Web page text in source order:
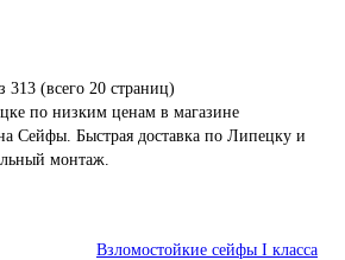
313 (всего 20 страниц)
по низким ценам в магазине
Сейфы. Быстрая доставка по Липецку и
монтаж.
Взломостойкие сейфы I класса